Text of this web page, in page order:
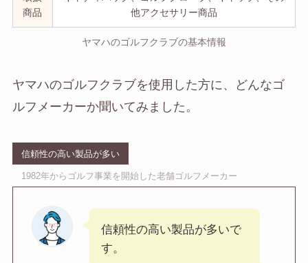
商品
他アクセサリー商品
ヤマハのゴルフクラブの基本情報
ヤマハのゴルフクラブを使用した方に、どんなゴ
ルフメーカーか聞いてみました。
信頼性の高い製品が多い
1982年からゴルフ事業を開始した老舗ゴルフメーカー
信頼性の高い製品が多いで
す。